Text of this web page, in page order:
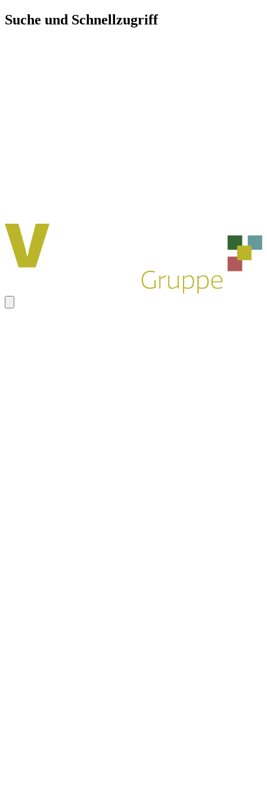
Direkt
zum
Suche und Schnellzugriff